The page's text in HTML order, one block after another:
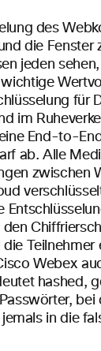
des
die Fenster
jeden
für
im
End-to-
ab. Alle
zwischen
Teilnehmer
Webex
hashed,
bei
in die